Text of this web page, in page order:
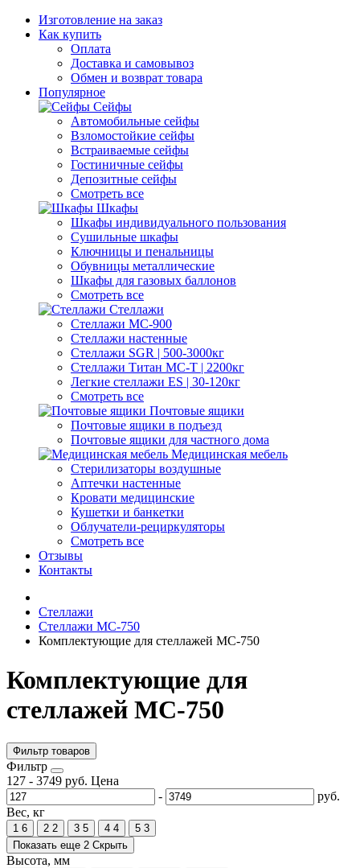
Изготовление на заказ
Как купить
Оплата
Доставка и самовывоз
Обмен и возврат товара
Популярное
Сейфы
Автомобильные сейфы
Взломостойкие сейфы
Встраиваемые сейфы
Гостиничные сейфы
Депозитные сейфы
Смотреть все
Шкафы
Шкафы индивидуального пользования
Cушильные шкафы
Ключницы и пенальницы
Обувницы металлические
Шкафы для газовых баллонов
Смотреть все
Стеллажи
Стеллажи МС-900
Стеллажи настенные
Cтеллажи SGR | 500-3000кг
Cтеллажи Титан МС-Т | 2200кг
Легкие стеллажи ES | 30-120кг
Смотреть все
Почтовые ящики
Почтовые ящики в подъезд
Почтовые ящики для частного дома
Медицинская мебель
Стерилизаторы воздушные
Аптечки настенные
Кровати медицинские
Кушетки и банкетки
Облучатели-рециркуляторы
Смотреть все
Отзывы
Контакты
Стеллажи
Стеллажи MC-750
Комплектующие для стеллажей МС-750
Комплектующие для
стеллажей МС-750
Фильтр товаров
Фильтр
127 - 3749 руб. Цена
-
руб.
Вес, кг
1 6 2 2 3 5 4 4 5 3
Показать еще 2 Скрыть
Высота, мм